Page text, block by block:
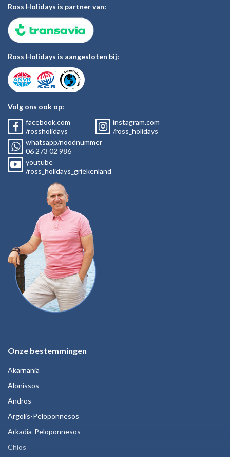
Ross Holidays is partner van:
Ross Holidays is aangesloten bij:
Volg ons ook op:
facebook.com
/rossholidays
instagram.com
/ross_holidays
whatsapp/noodnummer
06 273 02 986
youtube
/ross_holidays_griekenland
Onze bestemmingen
Akarnania
Alonissos
Andros
Argolis-Peloponnesos
Arkadia-Peloponnesos
Chios